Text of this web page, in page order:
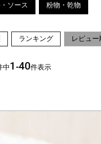
ソース 粉物・乾物
ランキング レビュー
中1 -40件表示